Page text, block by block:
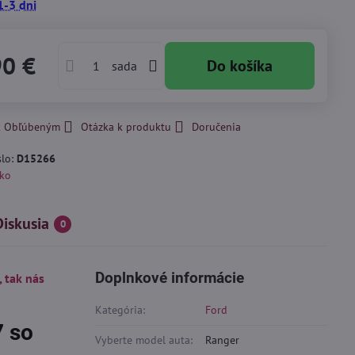
3 dni
€ sada Do košíka
Obľúbeným Otázka k produktu Doručenia
D15266
0
tak nás
so
Doplnkové informácie
Kategória: Ford
Vyberte model auta: Ranger